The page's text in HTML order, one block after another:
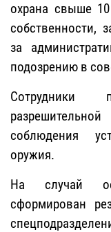
охрана свыше
собственности,
за
подозрению в
Сотрудники
соблюдения
оружия.
На случай
сформирован